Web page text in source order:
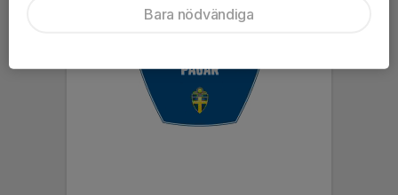
Bara nödvändiga